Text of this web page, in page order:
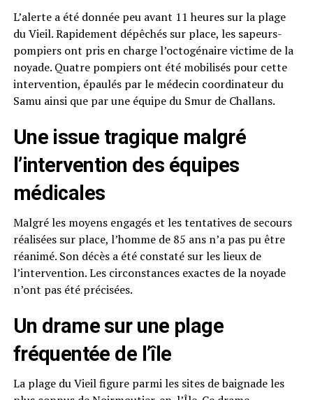
L’alerte a été donnée peu avant 11 heures sur la plage
du Vieil. Rapidement dépêchés sur place, les sapeurs-
pompiers ont pris en charge l’octogénaire victime de la
noyade. Quatre pompiers ont été mobilisés pour cette
intervention, épaulés par le médecin coordinateur du
Samu ainsi que par une équipe du Smur de Challans.
Une issue tragique malgré
l’intervention des équipes
médicales
Malgré les moyens engagés et les tentatives de secours
réalisées sur place, l’homme de 85 ans n’a pas pu être
réanimé. Son décès a été constaté sur les lieux de
l’intervention. Les circonstances exactes de la noyade
n’ont pas été précisées.
Un drame sur une plage
fréquentée de l’île
La plage du Vieil figure parmi les sites de baignade les